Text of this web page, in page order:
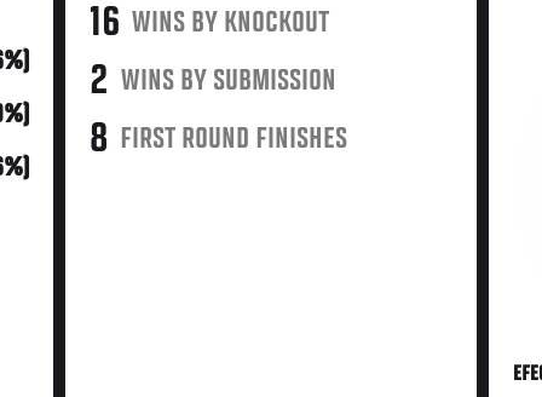
16 WINS BY KNOCKOUT
2 WINS BY SUBMISSION
8 FIRST ROUND FINISHES